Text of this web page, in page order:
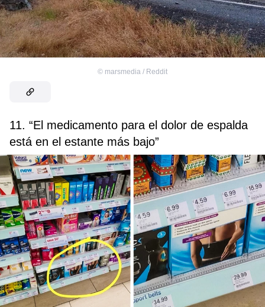
© marsmedia / Reddit
11. “El medicamento para el dolor de espalda
está en el estante más bajo”